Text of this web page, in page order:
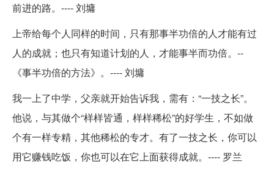
前进的路。---- 刘墉
上帝给每个人同样的时间，只有那事半功倍的人才能有过
人的成就；也只有知道计划的人，才能事半而功倍。--
《事半功倍的方法》。---- 刘墉
我一上了中学，父亲就开始告诉我，需有：“一技之长”。
他说，与其做个“样样皆通，样样稀松”的好学生，不如做
个有一样专精，其他稀松的专才。有了一技之长，你可以
用它赚钱吃饭，你也可以在它上面获得成就。---- 罗兰